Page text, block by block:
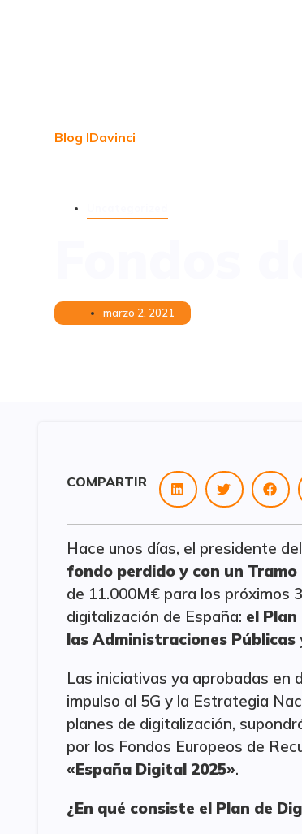
Blog IDavinci
marzo 2, 2021
COMPARTIR
Hace unos días, el presidente
fondo perdido y con un Tramo
de 11.000M€ para los próximos
digitalización de España: el Plan
las Administraciones Públicas
Las iniciativas ya aprobadas en
impulso al 5G y la Estrategia
planes de digitalización,
por los Fondos Europeos de
«España Digital 2025».
¿En qué consiste el Plan de